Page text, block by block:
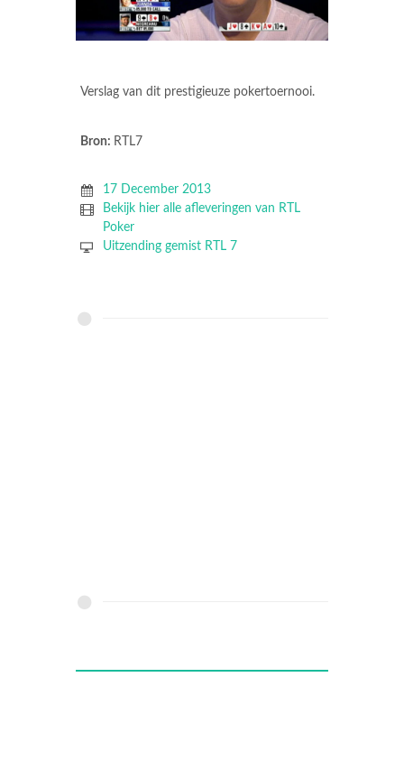
Verslag van dit prestigieuze pokertoernooi.
Bron: RTL7
17 December 2013
Bekijk hier alle afleveringen van RTL
Poker
Uitzending gemist RTL 7